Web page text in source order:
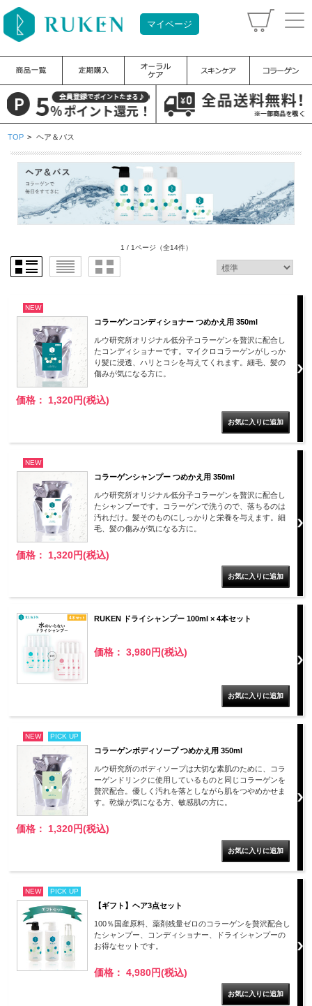
マイページ
TOP > ヘア＆バス
1 / 1ページ （全14件）
NEW
コラーゲンコンディショナー つめかえ用 350ml
ルウ研究所オリジナル低分子コラーゲンを贅沢に配合し
たコンディショナーです。マイクロコラーゲンがしっか
り髪に浸透、ハリとコシを与えてくれます。細毛、髪の
傷みが気になる方に。
価格： 1,320円(税込)
NEW
コラーゲンシャンプー つめかえ用 350ml
ルウ研究所オリジナル低分子コラーゲンを贅沢に配合し
たシャンプーです。コラーゲンで洗うので、落ちるのは
汚れだけ。髪そのものにしっかりと栄養を与えます。細
毛、髪の傷みが気になる方に。
価格： 1,320円(税込)
RUKEN ドライシャンプー 100ml × 4本セット
価格： 3,980円(税込)
NEW PICK UP
コラーゲンボディソープ つめかえ用 350ml
ルウ研究所のボディソープは大切な素肌のために、コラ
ーゲンドリンクに使用しているものと同じコラーゲンを
贅沢配合。優しく汚れを落としながら肌をつやめかせま
す。乾燥が気になる方、敏感肌の方に。
価格： 1,320円(税込)
NEW PICK UP
【ギフト】ヘア3点セット
100％国産原料、薬剤残量ゼロのコラーゲンを贅沢配合し
たシャンプー、コンディショナー、ドライシャンプーの
お得なセットです。
価格： 4,980円(税込)